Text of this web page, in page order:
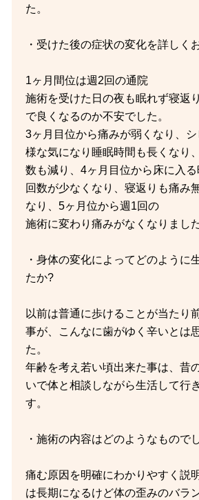
た。
・受けた後の症状の変化を詳しく
1ヶ月間位は週2回の通院
施術を受けた日の夜も眠れず寝返
で良くなるのか不安でした。
3ヶ月目位から痛みが弱くなり、
様な気になり睡眠時間も長くなり
数も減り、4ヶ月目位から床に入
回数が少なくなり、寝返りも痛み
なり、5ヶ月位から週1回の
施術に変わり痛みがなくなりました
・身体の変化によってどのように
たか?
以前は普通に歩けることが当たり
事が、こんなに歯がゆく辛いとは
た。
年齢を考え若い頃出来た事は、昔
いで体と相談しながら生活して行
す。
・施術の内容はどのようなもので
痛む原因を明確にわかりやすく説
は長期になるけど体の歪みのバラ